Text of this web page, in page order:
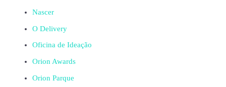
Nascer
O Delivery
Oficina de Ideação
Orion Awards
Orion Parque